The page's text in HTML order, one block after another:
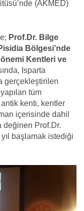
(AKMED)
Prof.Dr. Bilge
Bölgesi’nde
Kentleri ve
Isparta
gerçekleştirilen
tüm
antik kenti, kentler
içerisinde dahil
değinen Prof.Dr.
başlamak istediği